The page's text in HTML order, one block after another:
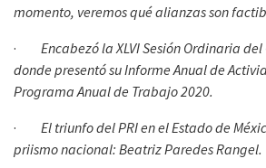
momento, veremos qué alianzas son
· Encabezó la XLVI Sesión Ordinaria
donde presentó su Informe Anual de
Programa Anual de Trabajo 2020.
· El triunfo del PRI en el Estado de
priismo nacional: Beatriz Paredes Rangel.